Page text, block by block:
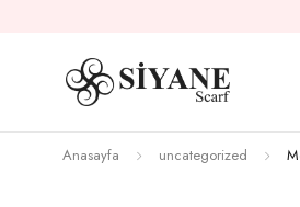
Anasayfa uncategorized